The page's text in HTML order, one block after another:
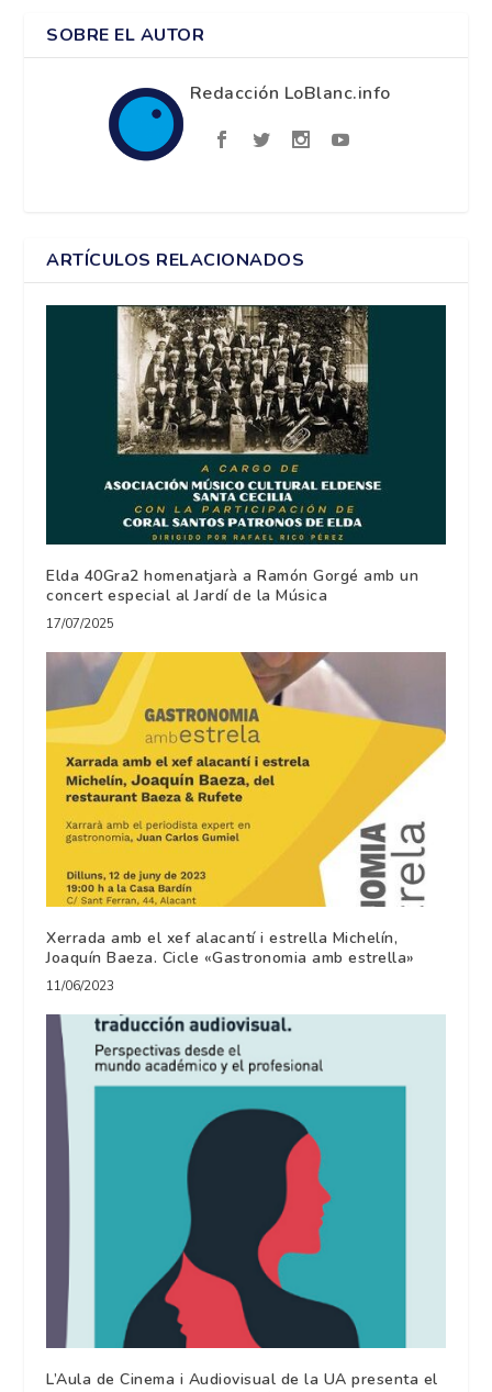
SOBRE EL AUTOR
Redacción LoBlanc.info
ARTÍCULOS RELACIONADOS
Elda 40Gra2 homenatjarà a Ramón Gorgé amb un
concert especial al Jardí de la Música
17/07/2025
Xerrada amb el xef alacantí i estrella Michelín,
Joaquín Baeza. Cicle «Gastronomia amb estrella»
11/06/2023
L’Aula de Cinema i Audiovisual de la UA presenta el